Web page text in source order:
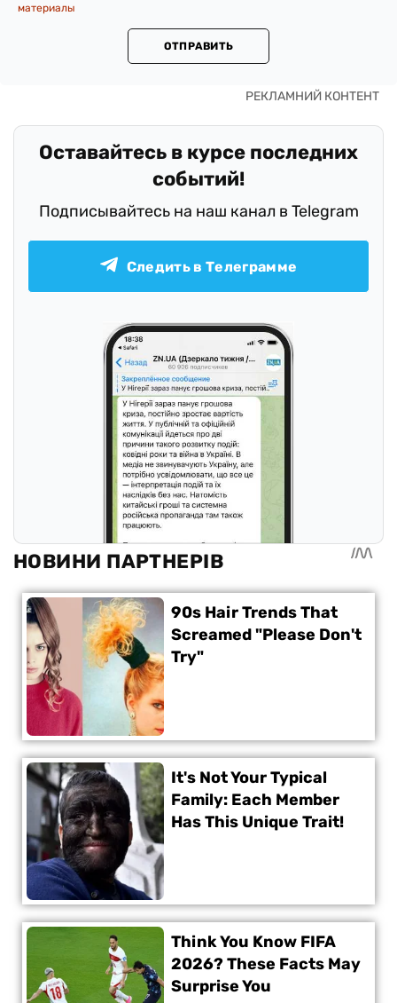
материалы
ОТПРАВИТЬ
Оставайтесь в курсе последних
событий!
Подписывайтесь на наш канал в Telegram
Следить в Телеграмме